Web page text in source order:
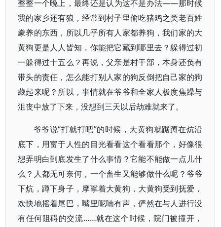
整整一个晚上，最终还是认为这不是办法——那时候
我的家乡还有狼，经常到村子里偷吃猪鸡之类老百姓
豢养的东西，所以几乎所有人家都养狗，我们家的大
黄狗更是人人皆知，你能把它藏到哪里去？躲得过初
一躲得过十五么？再说，父亲是村干部，本身还负有
带头的责任，怎么能打别人家的狗反倒把自己家的狗
藏起来呢？所以，事情就在爷爷和全家人极度焦躁与
沮丧中放了下来，没想到三天以后劫难就来了。
爷爷说“打就打吧”的时候，大黄狗就踞蹲在炕沿
底下，用富于人性的目光看看这个看看那个，好像很
想弄明白到底发生了什么事情？它能不能做一点儿什
么？人都无可奈何，一个畜生又能够做什么呢？爷爷
下炕，蹲下身子，摩挲着大黄狗，大黄狗受到抚爱，
欢快地摇着尾巴，嘴里呢喃有声，俨然在与人进行没
有任何阻碍的交流……就在这个时候，院门被撞开，